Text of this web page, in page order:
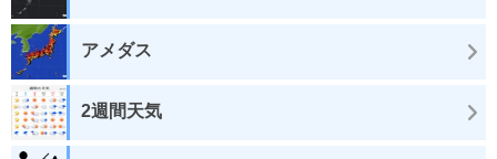
アメダス
2週間天気